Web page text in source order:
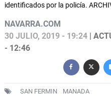
identificados por la policía.
NAVARRA.COM
30 JULIO, 2019 - 19:24 |
- 12:46
SAN FERMIN MANADA